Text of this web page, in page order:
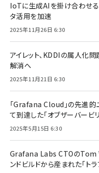
IoTに生成AIを掛け合わせ
タ活用を加速
2025年11月26日 6:30
アイレット、KDDIの属人化
解消へ
2025年11月21日 6:30
「Grafana Cloud」の先進
て到達した「オブザーバービ
2025年5月15日 6:30
Grafana Labs CTOのTom
ンドビルドから産まれた「ト